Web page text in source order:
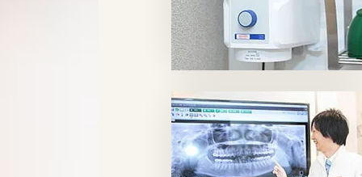
COST
料金表
RECRUIT
BLOG
医院ブログ
RESERVATION